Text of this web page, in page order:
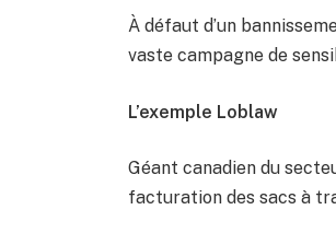
À défaut d’un
vaste campagne de
L’exemple Loblaw
Géant canadien du
facturation des sacs à